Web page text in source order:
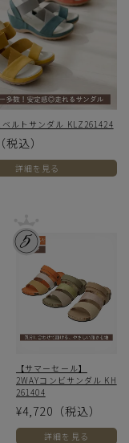
ルトサンダル KLZ261424
（税込）
詳細を見る
【サマーセール】
2WAYコンビサンダル KH
261404
¥4,720 （税込）
詳細を見る